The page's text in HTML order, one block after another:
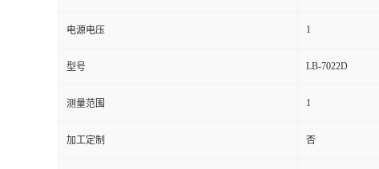
电源电压 1
型号 LB-7022D
测量范围 1
加工定制 否